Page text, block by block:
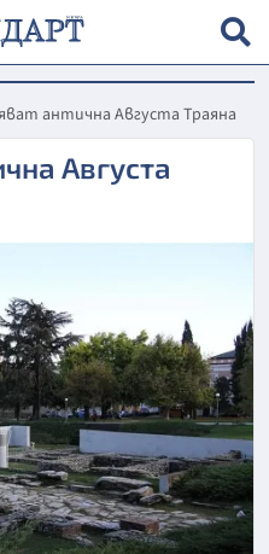
антична Августа Траяна
Августа